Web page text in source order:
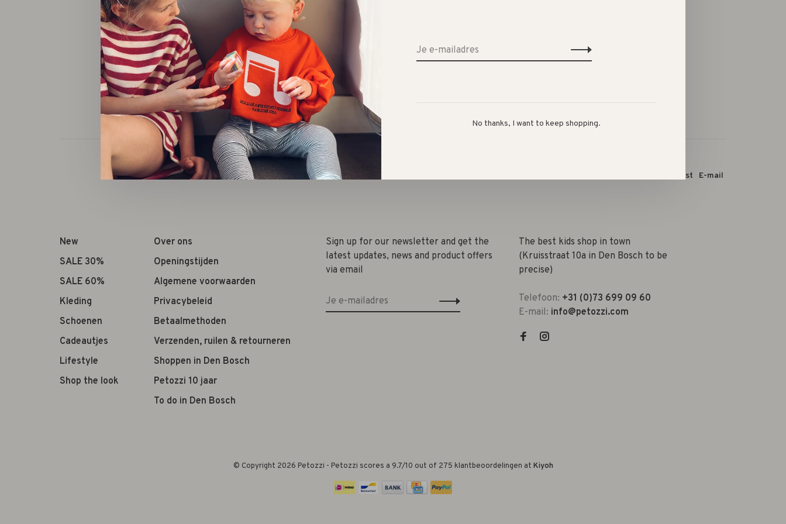
Pinterest E-mail
New
SALE 30%
SALE 60%
Kleding
Schoenen
Cadeautjes
Lifestyle
Shop the look
Over ons
Openingstijden
Algemene voorwaarden
Privacybeleid
Betaalmethoden
Verzenden, ruilen & retourneren
Shoppen in Den Bosch
Petozzi 10 jaar
To do in Den Bosch
Sign up for our newsletter and get the
latest updates, news and product offers
via email
The best kids shop in town
(Kruisstraat 10a in Den Bosch to be
precise)
Telefoon: +31 (0)73 699 09 60
E-mail: info@petozzi.com
© Copyright 2026 Petozzi - Petozzi scores a 9.7/10 out of 275 klantbeoordelingen at Kiyoh
No thanks, I want to keep shopping.